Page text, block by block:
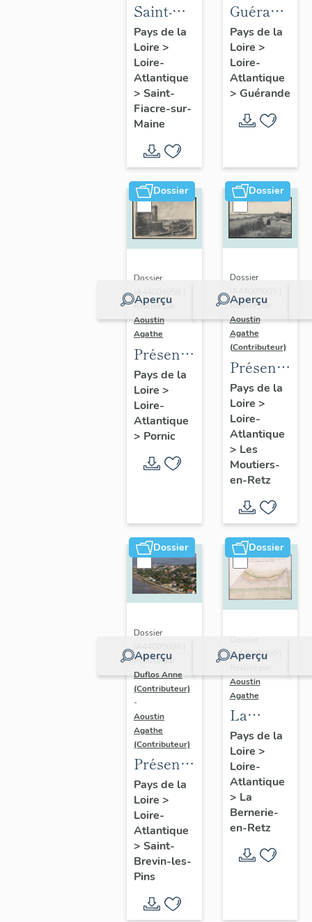
Saint-
Fiacre-
sur-
Maine :
présentation
de
l'opération
d'inventaire
Pays de la
Loire >
Loire-
Atlantique
> Saint-
Fiacre-sur-
Maine
Guérande
:
de la
commune
et de
l'aire
Pays de la
Loire >
Loire-
Atlantique
> Guérande
Dossier
Aperçu
Dossier
Réalisé par
Aoustin
Agathe
Présentation
de la
commune
de
Pornic
Pays de la
Loire >
Loire-
Atlantique
> Pornic
Dossier
Aperçu
Dossier
Réalisé par
Aoustin
Agathe
(Contributeur)
de la
commune
des
Moutiers-
en-Retz
Pays de la
Loire >
Loire-
Atlantique
> Les
Moutiers-
en-Retz
Dossier
Aperçu
Dossier
Réalisé par
Duflos Anne
(Contributeur)
-
Aoustin
Agathe
(Contributeur)
Présentation
de la
commune
de Saint-
Brevin-
les-Pins
Pays de la
Loire >
Loire-
Atlantique
> Saint-
Brevin-les-
Pins
Dossier
Aperçu
Dossier
IA44005000 |
Aoustin
Agathe
La
Bernerie-
en-Retz :
de la
commune
Pays de la
Loire >
Loire-
Atlantique
> La
Bernerie-
en-Retz